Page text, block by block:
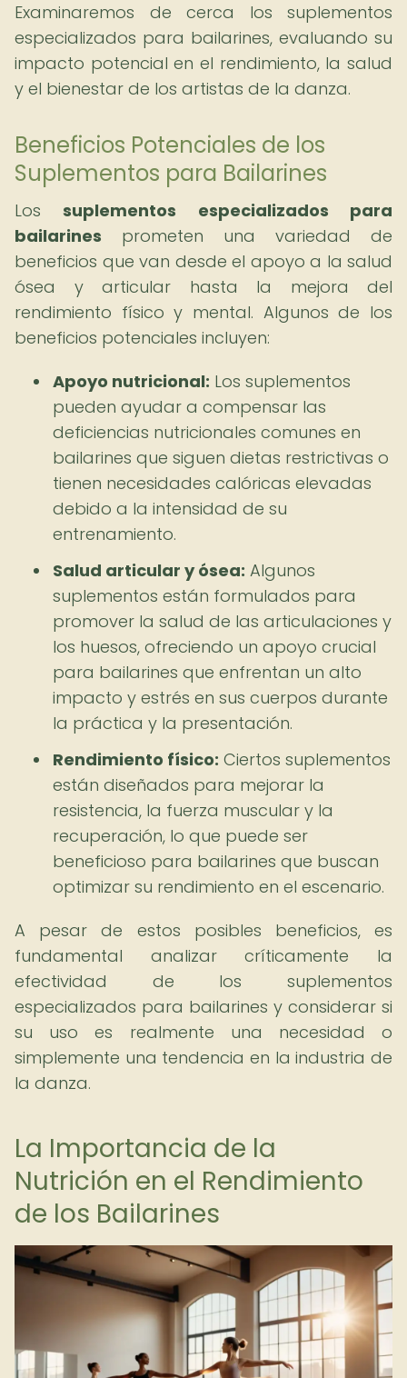
Examinaremos de cerca los suplementos
especializados para bailarines, evaluando su
impacto potencial en el rendimiento, la salud
y el bienestar de los artistas de la danza.
Beneficios Potenciales de los
Suplementos para Bailarines
Lossuplementos especializados para
bailarines prometen una variedad de
beneficios que van desde el apoyo a la salud
ósea y articular hasta la mejora del
rendimiento físico y mental. Algunos de los
beneficios potenciales incluyen:
Apoyo nutricional: Los suplementos
pueden ayudar a compensar las
deficiencias nutricionales comunes en
bailarines que siguen dietas restrictivas o
tienen necesidades calóricas elevadas
debido a la intensidad de su
entrenamiento.
Salud articular y ósea: Algunos
suplementos están formulados para
promover la salud de las articulaciones y
los huesos, ofreciendo un apoyo crucial
para bailarines que enfrentan un alto
impacto y estrés en sus cuerpos durante
la práctica y la presentación.
Rendimiento físico: Ciertos suplementos
están diseñados para mejorar la
resistencia, la fuerza muscular y la
recuperación, lo que puede ser
beneficioso para bailarines que buscan
optimizar su rendimiento en el escenario.
A pesar de estos posibles beneficios, es
fundamental analizar críticamente la
efectividad de los suplementos
especializados para bailarines y considerar si
su uso es realmente una necesidad o
simplemente una tendencia en la industria de
la danza.
La Importancia de la
Nutrición en el Rendimiento
de los Bailarines